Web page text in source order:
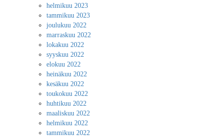
helmikuu 2023
tammikuu 2023
joulukuu 2022
marraskuu 2022
lokakuu 2022
syyskuu 2022
elokuu 2022
heinäkuu 2022
kesäkuu 2022
toukokuu 2022
huhtikuu 2022
maaliskuu 2022
helmikuu 2022
tammikuu 2022